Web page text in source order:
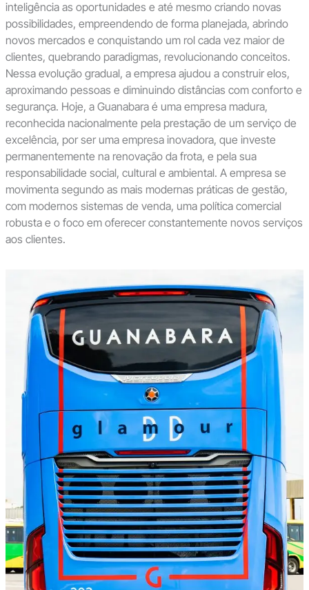
inteligência as oportunidades e até mesmo criando novas
possibilidades, empreendendo de forma planejada, abrindo
novos mercados e conquistando um rol cada vez maior de
clientes, quebrando paradigmas, revolucionando conceitos.
Nessa evolução gradual, a empresa ajudou a construir elos,
aproximando pessoas e diminuindo distâncias com conforto e
segurança. Hoje, a Guanabara é uma empresa madura,
reconhecida nacionalmente pela prestação de um serviço de
excelência, por ser uma empresa inovadora, que investe
permanentemente na renovação da frota, e pela sua
responsabilidade social, cultural e ambiental. A empresa se
movimenta segundo as mais modernas práticas de gestão,
com modernos sistemas de venda, uma política comercial
robusta e o foco em oferecer constantemente novos serviços
aos clientes.